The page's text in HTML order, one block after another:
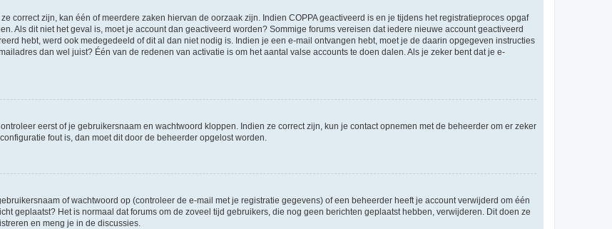
correct zijn, kan één of meerdere zaken hiervan de oorzaak zijn. Indien COPPA geactiveerd is en je tijdens het registratieproces opgaf
Als dit niet het geval is, moet je account dan geactiveerd worden? Sommige forums vereisen dat iedere nieuwe account geactiveerd
hebt, werd ook medegedeeld of dit al dan niet nodig is. Indien je een e-mail ontvangen hebt, moet je de daarin opgegeven instructies
dan wel juist? Één van de redenen van activatie is om het aantal valse accounts te doen dalen. Als je zeker bent dat je e-
eerst of je gebruikersnaam en wachtwoord kloppen. Indien ze correct zijn, kun je contact opnemen met de beheerder om er zeker
fout is, dan moet dit door de beheerder opgelost worden.
of wachtwoord op (controleer de e-mail met je registratie gegevens) of een beheerder heeft je account verwijderd om één
geplaatst? Het is normaal dat forums om de zoveel tijd gebruikers, die nog geen berichten geplaatst hebben, verwijderen. Dit doen ze
en meng je in de discussies.